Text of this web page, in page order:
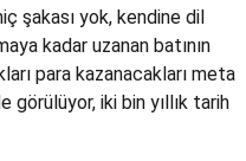
şakası yok, kendine dil
kadar uzanan batının
para kazanacakları meta
iki bin yıllık tarih